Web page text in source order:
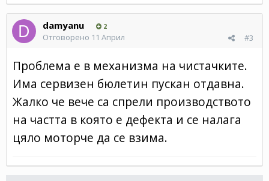
damyanu 2
#3
Отговорено 11 Април
Проблема е в механизма на чистачките.
Има сервизен бюлетин пускан отдавна.
Жалко че вече са спрели производството
на частта в която е дефекта и се налага
цяло моторче да се взима.